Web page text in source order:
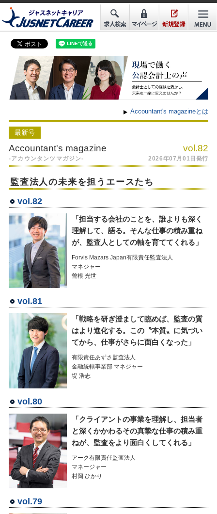
Accountant's magazineとは
最新号
Accountant's magazine vol.82
-アカウンタンツマガジン- 2026年07月01日発行
監査法人の未来を担うエースたち
vol.82
「担当する会社のことを、誰よりも深く
理解して、語る。そんな仕事の積み重ね
が、監査人としての軸を育ててくれる」
Forvis Mazars Japan有限責任監査法人
マネジャー
曽根 光世
vol.81
「戦略を研ぎ澄まして臨めば、監査の質
はより進化する。この〝本質〟に気づい
てから、仕事がさらに面白くなった」
有限責任あずさ監査法人
金融統轄事業部 マネジャー
堤 浩志
vol.80
「クライアントの事業を理解し、担当者
と深くかかわるその真摯な仕事の積み重
ねが、監査をより面白くしてくれる」
アーク有限責任監査法人
マネージャー
村岡 ひかり
vol.79